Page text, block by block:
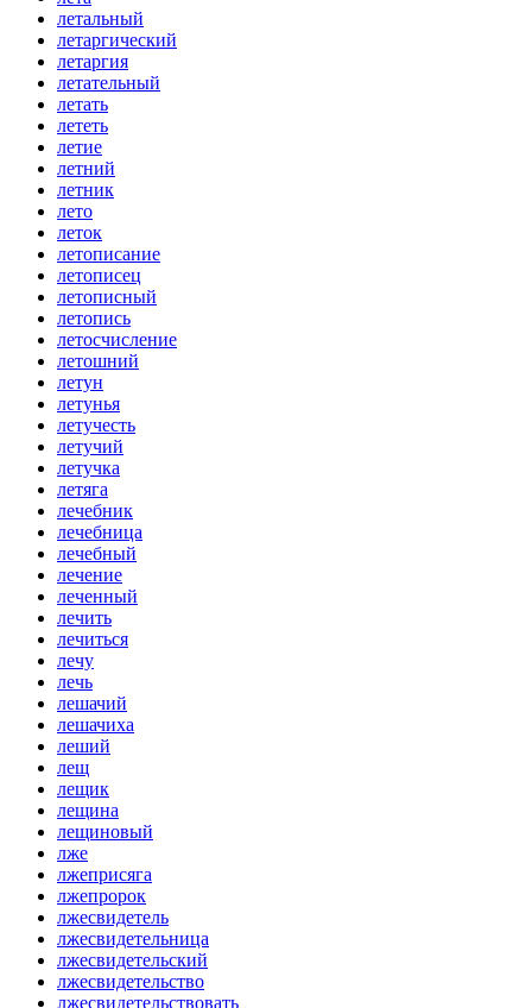
летальный
летаргический
летаргия
летательный
летать
лететь
летие
летний
летник
лето
леток
летописание
летописец
летописный
летопись
летосчисление
летошний
летун
летунья
летучесть
летучий
летучка
летяга
лечебник
лечебница
лечебный
лечение
леченный
лечить
лечиться
лечу
лечь
лешачий
лешачиха
леший
лещ
лещик
лещина
лещиновый
лже
лжеприсяга
лжепророк
лжесвидетель
лжесвидетельница
лжесвидетельский
лжесвидетельство
лжесвидетельствовать